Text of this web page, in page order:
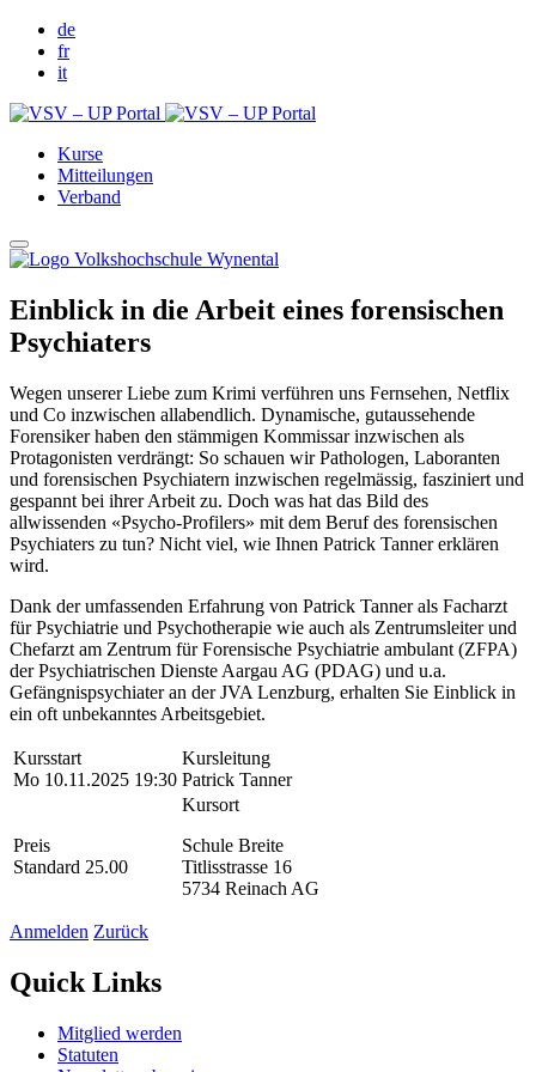
de
fr
it
Kurse
Mitteilungen
Verband
Einblick in die Arbeit eines forensischen
Psychiaters
Wegen unserer Liebe zum Krimi verführen uns Fernsehen, Netflix
und Co inzwischen allabendlich. Dynamische, gutaussehende
Forensiker haben den stämmigen Kommissar inzwischen als
Protagonisten verdrängt: So schauen wir Pathologen, Laboranten
und forensischen Psychiatern inzwischen regelmässig, fasziniert und
gespannt bei ihrer Arbeit zu. Doch was hat das Bild des
allwissenden «Psycho-Profilers» mit dem Beruf des forensischen
Psychiaters zu tun? Nicht viel, wie Ihnen Patrick Tanner erklären
wird.
Dank der umfassenden Erfahrung von Patrick Tanner als Facharzt
für Psychiatrie und Psychotherapie wie auch als Zentrumsleiter und
Chefarzt am Zentrum für Forensische Psychiatrie ambulant (ZFPA)
der Psychiatrischen Dienste Aargau AG (PDAG) und u.a.
Gefängnispsychiater an der JVA Lenzburg, erhalten Sie Einblick in
ein oft unbekanntes Arbeitsgebiet.
Kursstart
Mo 10.11.2025 19:30
Kursleitung
Patrick Tanner
Preis
Standard 25.00
Kursort
Schule Breite
Titlisstrasse 16
5734 Reinach AG
Anmelden Zurück
Quick Links
Mitglied werden
Statuten